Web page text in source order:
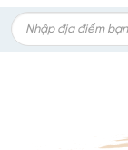
Search
for: